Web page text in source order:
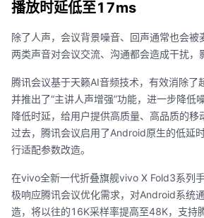
播放时延低至17ms
除了人声，会议背景噪音、回声通常也会被
两类声音对会议交流、沟通都会造成干扰，
腾讯会议基于天籁AI音频技术，有效消除了
并推出了“主讲人声增强”功能，进一步降低
降低时延，给用户提供高质量、高品质的移
过去，腾讯会议启用了Android原生的低延
行适配参数改造。
在vivo全新一代折叠旗舰vivo X Fold3系列
极响应腾讯会议优化需求，对Android系统
造，将以往的16K采样率提高至48K，支持